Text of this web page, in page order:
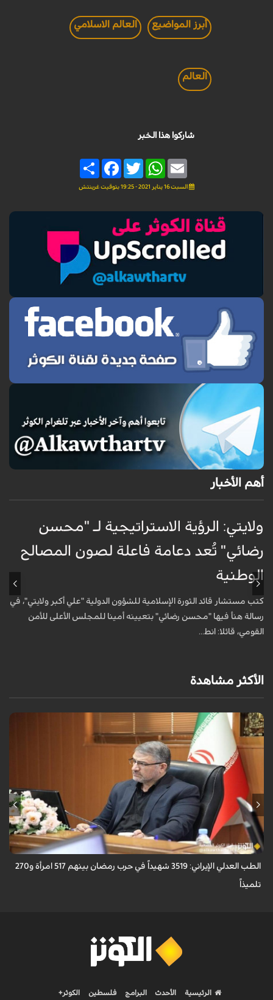
أبرز المواضيع العالم الاسلامي
العالم
شاركوا هذا الخبر
Share
FacebookTwitter
WhatsAppEmail
السبت 16 يناير 2021 - 19:25 بتوقيت غرينتش
أهم الأخبار
ولايتي: الرؤية الاستراتيجية لـ "محسن
رضائي" تُعد دعامة فاعلة لصون المصالح
الوطنية
كتب مستشار قائد الثورة الإسلامية للشؤون الدولية "علي أكبر ولايتي"، في
رسالة هنأ فيها "محسن رضائي" بتعيينه أمينا للمجلس الأعلى للأمن
القومي، قائلا: انط...
الأكثر مشاهدة
أعلن رئيس منظمة الطب العدلي الإيرانية، عباس مسجدي، أن عدد ضحايا حرب
رمضان بلغ 3519 شهيداً، بينهم 517 امرأة و270 تلميذاً.
الطب العدلي الإيراني: 3519 شهيداً في حرب رمضان بينهم 517 امرأة و270
تلميذاً
الرئيسية الأحدث البرامج فلسطين الكوثر+